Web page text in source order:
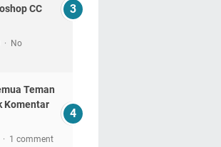
CC
No
Teman
Komentar
1 comment